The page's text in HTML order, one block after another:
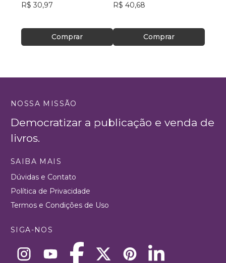
R$ 30,97
Comprar
R$ 40,68
Comprar
NOSSA MISSÃO
Democratizar a publicação e venda de
livros.
SAIBA MAIS
Dúvidas e Contato
Política de Privacidade
Termos e Condições de Uso
SIGA-NOS